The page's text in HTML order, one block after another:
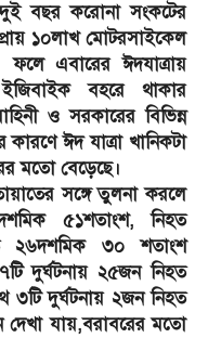
দুই বছর করোনা সংকটের
১০লাখ মোটরসাইকেল
এবারের ঈদযাত্রায়
বহরে থাকার
ও সরকারের বিভিন্ন
কারণে ঈদ যাত্রা খানিকটা
মতো বেড়েছে।
সঙ্গে তুলনা করলে
৫১শতাংশ, নিহত
৩০ শতাংশ
দুর্ঘটনায় ২৫জন নিহত
দুর্ঘটনায় ২জন নিহত
দেখা যায়,বরাবরের মতো